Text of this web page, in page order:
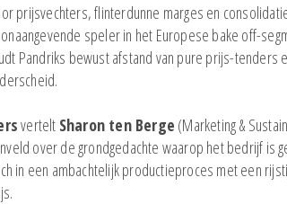
prijsvechters, flinterdunne marges en
speler in het Europese bake off-
Pandriks bewust afstand van pure prijs-tenders
vertelt Sharon ten Berge (Marketing &
over de grondgedachte waarop het bedrijf is
in een ambachtelijk productieproces met een